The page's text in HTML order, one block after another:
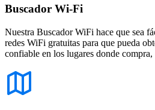
Buscador Wi-Fi
Nuestra Buscador WiFi hace que sea
redes WiFi gratuitas para que pueda
confiable en los lugares donde